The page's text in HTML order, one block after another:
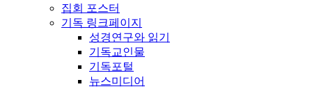
집회 포스터
기독 링크페이지
성경연구와 읽기
기독교인물
기독포털
뉴스미디어